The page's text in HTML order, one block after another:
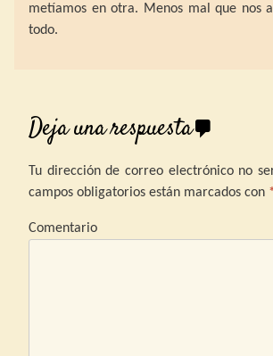
metíamos en otra. Menos mal que nos
todo.
Deja una respuesta
Tu dirección de correo electrónico no
campos obligatorios están marcados con